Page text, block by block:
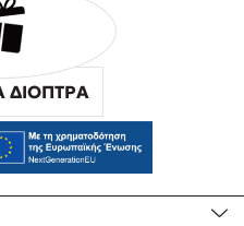
ΔΙΟΠΤΡΑ